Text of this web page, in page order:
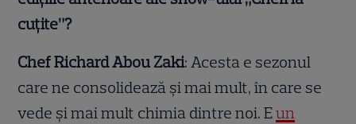
cuțite”?
Chef Richard Abou Zaki: Acesta e sezonul
care ne consolidează și mai mult, în care se
vede și mai mult chimia dintre noi. Eun